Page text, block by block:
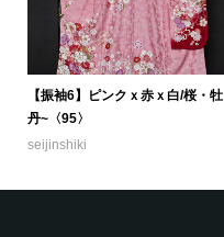
【振袖6】ピンクｘ赤ｘ白/桜・牡
丹~〈95〉
seijinshiki